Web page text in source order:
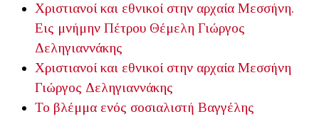
Χριστιανοί και εθνικοί στην αρχαία Μεσσήνη.
Εις μνήμην Πέτρου Θέμελη Γιώργος
Δεληγιαννάκης
Χριστιανοί και εθνικοί στην αρχαία Μεσσήνη
Γιώργος Δεληγιαννάκης
To βλέμμα ενός σοσιαλιστή Βαγγέλης